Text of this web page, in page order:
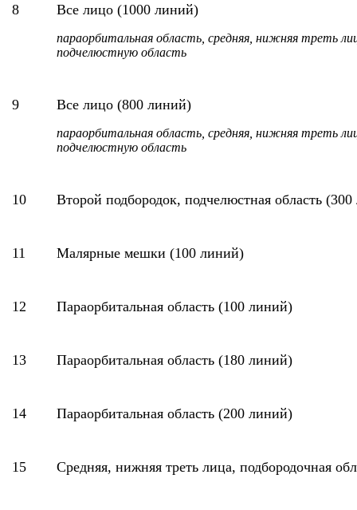
8 Все лицо (1000 линий)
параорбитальная область, средняя, нижняя треть
подчелюстную область
9 Все лицо (800 линий)
параорбитальная область, средняя, нижняя треть
подчелюстную область
10 Второй подбородок, подчелюстная область
11 Малярные мешки (100 линий)
12 Параорбитальная область (100 линий)
13 Параорбитальная область (180 линий)
14 Параорбитальная область (200 линий)
15 Средняя, нижняя треть лица, подбородочная